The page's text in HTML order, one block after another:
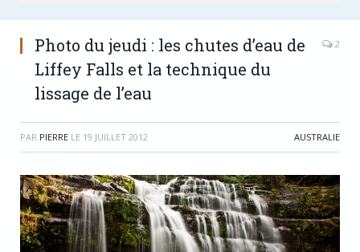
Photo du jeudi : les chutes d’eau de
Liffey Falls et la technique du
lissage de l’eau
2
PAR PIERRE LE 19 JUILLET 2012 AUSTRALIE